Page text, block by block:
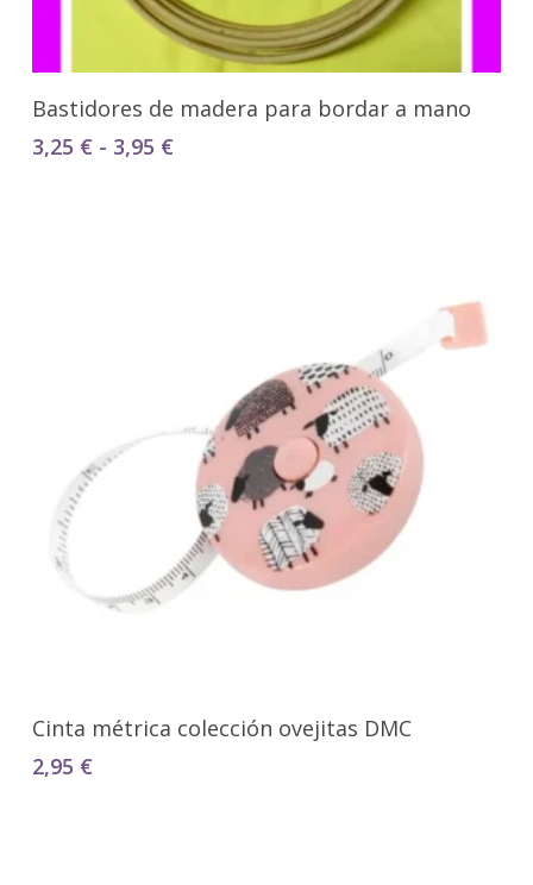
Seleccionar Opciones
Bastidores de madera para bordar a mano
3,25 € - 3,95 €Rango
Seleccionar Opciones
Cinta métrica colección ovejitas DMC
2,95 €